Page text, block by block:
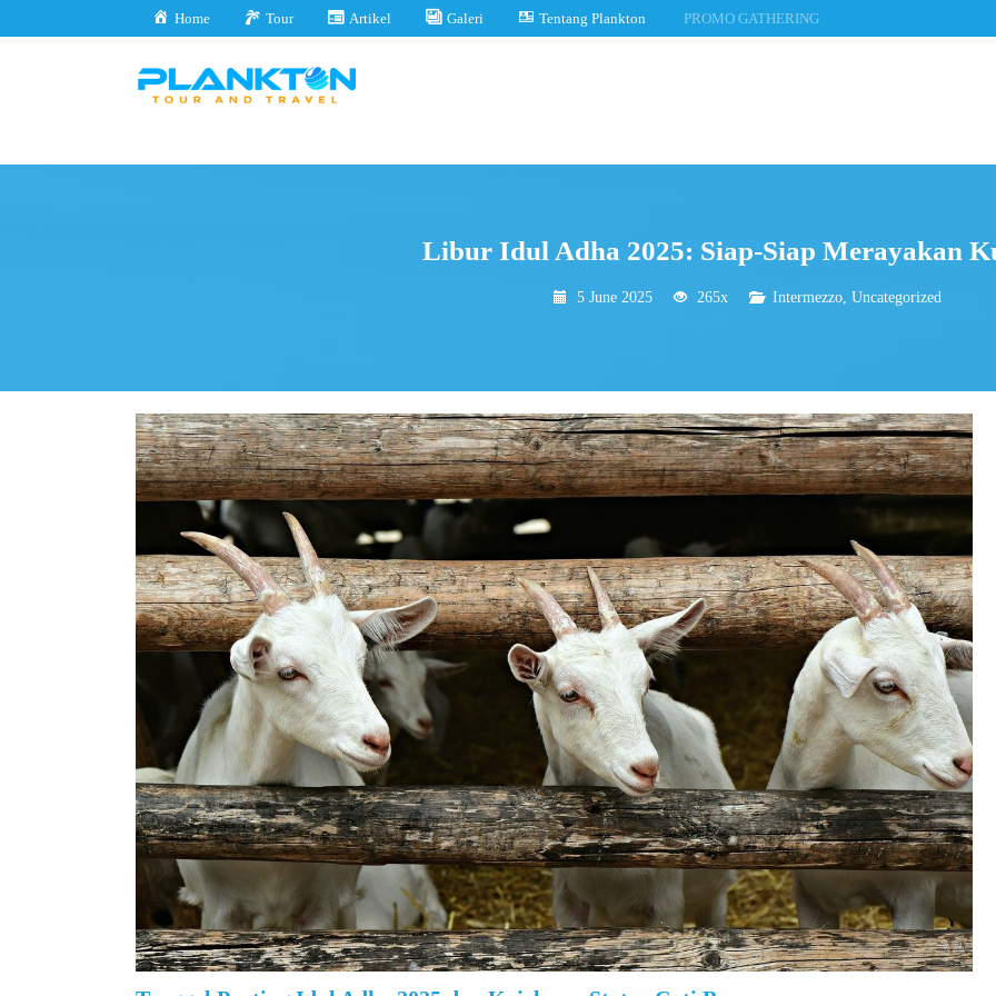
Home Tour Artikel Galeri Tentang Plankton PROMO GATHERING
Libur Idul Adha 2025: Siap-Siap Merayakan
5 June 2025 265x Intermezzo, Uncategorized